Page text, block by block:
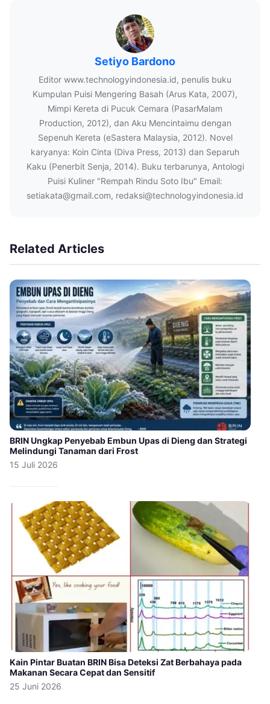
Setiyo Bardono
Editor www.technologyindonesia.id, penulis buku
Kumpulan Puisi Mengering Basah (Arus Kata, 2007),
Mimpi Kereta di Pucuk Cemara (PasarMalam
Production, 2012), dan Aku Mencintaimu dengan
Sepenuh Kereta (eSastera Malaysia, 2012). Novel
karyanya: Koin Cinta (Diva Press, 2013) dan Separuh
Kaku (Penerbit Senja, 2014). Buku terbarunya, Antologi
Puisi Kuliner "Rempah Rindu Soto Ibu" Email:
setiakata@gmail.com, redaksi@technologyindonesia.id
Related Articles
BRIN Ungkap Penyebab Embun Upas di Dieng dan Strategi
Melindungi Tanaman dari Frost
15 Juli 2026
Kain Pintar Buatan BRIN Bisa Deteksi Zat Berbahaya pada
Makanan Secara Cepat dan Sensitif
25 Juni 2026